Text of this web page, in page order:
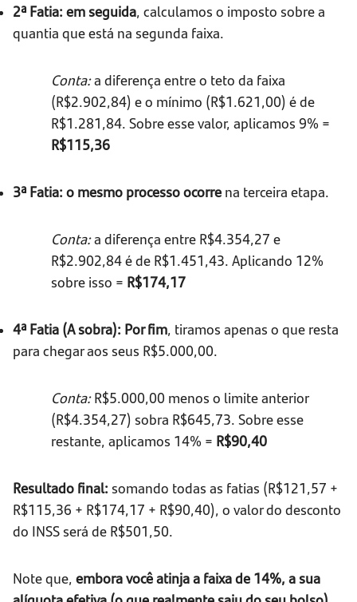
2ª Fatia: em seguida, calculamos o imposto sobre a
quantia que está na segunda faixa.
Conta:a diferença entre o teto da faixa
(R$2.902,84) e o mínimo (R$1.621,00) é de
R$1.281,84. Sobre esse valor, aplicamos 9% =
R$115,36
3ª Fatia: o mesmo processo ocorre na terceira etapa.
Conta:a diferença entre R$4.354,27 e
R$2.902,84 é de R$1.451,43. Aplicando 12%
sobre isso = R$174,17
4ª Fatia (A sobra): Por fim, tiramos apenas o que resta
para chegar aos seus R$5.000,00.
Conta:R$5.000,00 menos o limite anterior
(R$4.354,27) sobra R$645,73. Sobre esse
restante, aplicamos 14% = R$90,40
Resultado final: somando todas as fatias (R$121,57 +
R$115,36 + R$174,17 + R$90,40), o valor do desconto
do INSS será de R$501,50.
Note que, embora você atinja a faixa de 14%, a sua